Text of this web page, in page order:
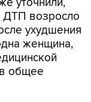
уточнили,
ДТП возросло
ухудшения
женщина,
общее